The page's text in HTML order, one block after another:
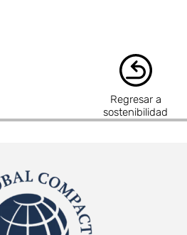
Regresar a
sostenibilidad